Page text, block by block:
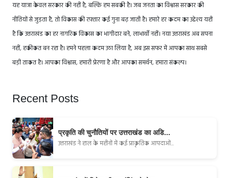
यह यात्रा केवल सरकार की नहीं है, बल्कि हम सबकी है। जब जनता का विश्वास सरकार की
नीतियों से जुड़ता है, तो विकास की रफ़्तार कई गुना बढ़ जाती है। हमारे हर कदम का उद्देश्य यही
है कि उत्तराखंड का हर नागरिक विकास का भागीदार बने, लाभार्थी नहीं। नया उत्तराखंड अब सपना
नहीं, हकीकत बन रहा है। हमने पहला कदम उठा लिया है, अब इस सफर में आपका साथ सबसे
बड़ी ताकत है। आपका विश्वास, हमारी प्रेरणा है और आपका समर्थन, हमारा संकल्प।
Recent Posts
प्रकृति की चुनौतियों पर उत्तराखंड का अडि...
उत्तराखंड ने हाल के महीनों में कई प्राकृतिक आपदाओं...